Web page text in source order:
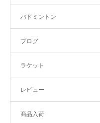
バドミントン
ブログ
ラケット
レビュー
商品入荷